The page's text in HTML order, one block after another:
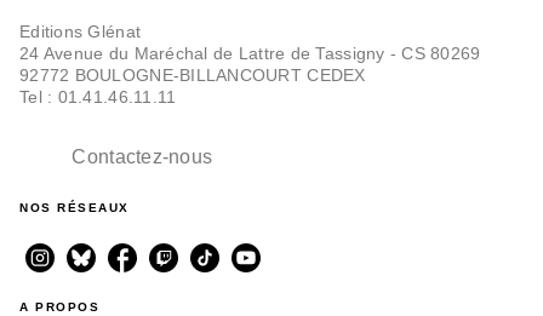
Editions Glénat
24 Avenue du Maréchal de Lattre de Tassigny - CS 80269
92772 BOULOGNE-BILLANCOURT CEDEX
Tel : 01.41.46.11.11
Contactez-nous
NOS RÉSEAUX
A PROPOS